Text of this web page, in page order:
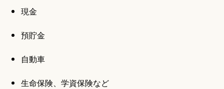
現金
預貯金
自動車
生命保険、学資保険など